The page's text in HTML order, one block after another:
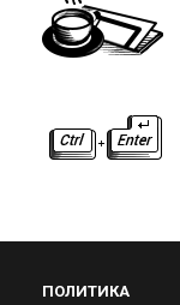
ПОЛИТИКА